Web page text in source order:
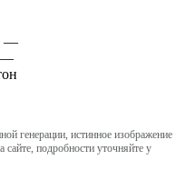
—
—
генерации, истинное изображение
сайте, подробности уточняйте у